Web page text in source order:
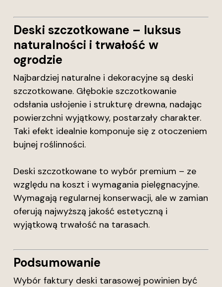
Deski szczotkowane – luksus
naturalności i trwałość w
ogrodzie
Najbardziej naturalne i dekoracyjne są deski
szczotkowane. Głębokie szczotkowanie
odsłania usłojenie i strukturę drewna, nadając
powierzchni wyjątkowy, postarzały charakter.
Taki efekt idealnie komponuje się z otoczeniem
bujnej roślinności.
Deski szczotkowane to wybór premium – ze
względu na koszt i wymagania pielęgnacyjne.
Wymagają regularnej konserwacji, ale w zamian
oferują najwyższą jakość estetyczną i
wyjątkową trwałość na tarasach.
Podsumowanie
Wybór faktury deski tarasowej powinien być